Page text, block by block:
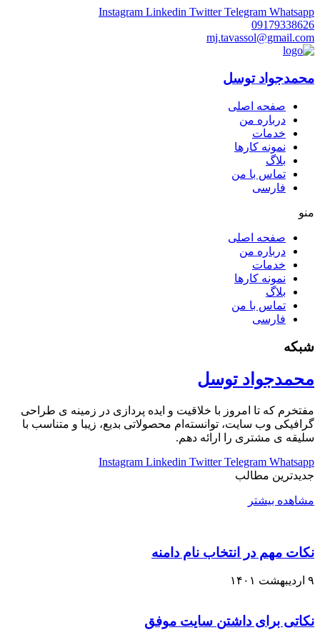
Instagram Linkedin Twitter Telegram Whatsapp
09179338626
mj.tavassol@gmail.com
محمدجواد توسل
صفحه اصلی
درباره من
خدمات
نمونه کارها
بلاگ
تماس با من
فارسی
منو
صفحه اصلی
درباره من
خدمات
نمونه کارها
بلاگ
تماس با من
فارسی
شبکه
محمدجواد توسل
مفتخرم که تا امروز با خلاقیت و ایده پردازی در زمینه ی طراحی
گرافیکی وب سایت، توانسته‌ام محصولاتی بدیع، زیبا و متناسب با
سلیقه ی مشتری را ارائه دهم.
Instagram Linkedin Twitter Telegram Whatsapp
جدیدترین مطالب
مشاهده بیشتر
نکات مهم در انتخاب نام دامنه
۹ اردیبهشت ۱۴۰۱
نکاتی برای داشتن سایت موفق